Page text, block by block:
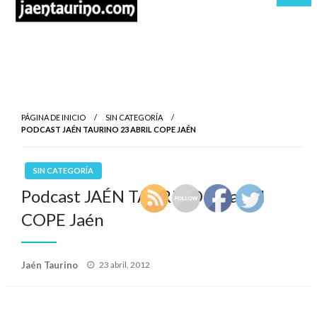
PÁGINA DE INICIO
SIN CATEGORÍA
PODCAST JAÉN TAURINO 23 ABRIL COPE JAÉN
SIN CATEGORÍA
Podcast JAÉN TAURINO 23 abril
COPE Jaén
Jaén Taurino
Publicado
23 abril, 2012